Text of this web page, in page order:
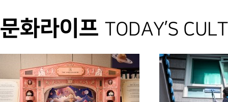
문화라이프 TODAY’S